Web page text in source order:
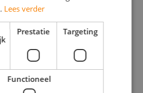
per uur
auto's parttime
per uur
Lees verder
Prestatie Targeting
Functioneel